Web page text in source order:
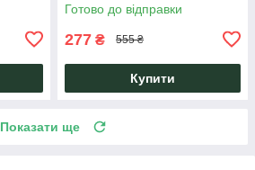
Готово до відправки
277 ₴ 555 ₴
Купити
Показати ще